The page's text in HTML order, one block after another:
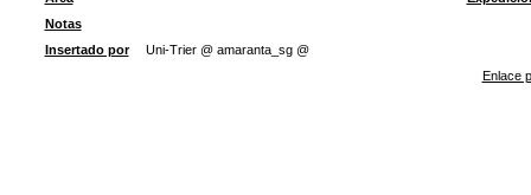
Notas
Insertado por
Uni-Trier @ amaranta_sg @
Enlace